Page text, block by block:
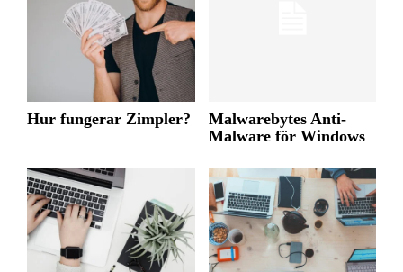
Hur fungerar Zimpler?
Malwarebytes Anti-
Malware för Windows